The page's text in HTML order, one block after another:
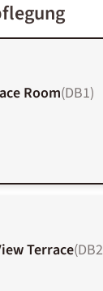
Room(DB1)
Terrace(DB2